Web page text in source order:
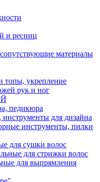
и ресниц
материалы
топы, укрепление
рук и ног
педикюра
инструменты для дизайна
инструменты, пилки
для сушки волос
для стрижки волос
для выпрямления